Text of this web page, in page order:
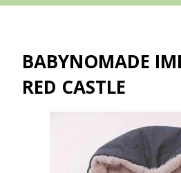
BABYNOMADE
RED CASTLE